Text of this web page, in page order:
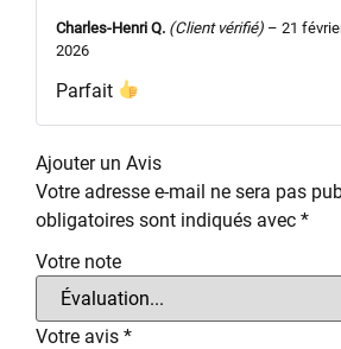
Charles-Henri Q. (Client vérifié) – 21
2026
Parfait
Ajouter un Avis
Votre adresse e-mail ne sera pas
obligatoires sont indiqués avec *
Votre note
Votre avis *